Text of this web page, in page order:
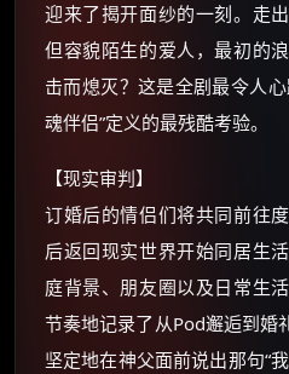
迎来了揭开面纱的一刻。走
但容貌陌生的爱人，最初的
击而熄灭？这是全剧最令人
魂伴侣”定义的最残酷考验。
【现实审判】
订婚后的情侣们将共同前往
后返回现实世界开始同居生
庭背景、朋友圈以及日常生
节奏地记录了从Pod邂逅到婚
坚定地在神父面前说出那句“
☕ 海外大侠？通